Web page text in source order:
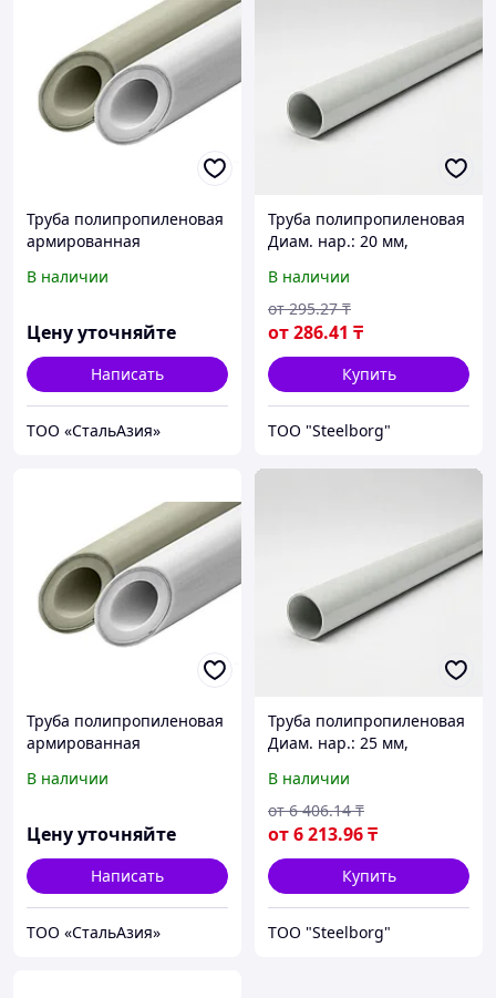
Труба полипропиленовая
армированная
белая VALFEX 40х6,7 мм РУ
2015
В наличии
Цену уточняйте
Написать
ТОО «СтальАзия»
Труба полипропиленовая
Диам. нар.: 20 мм,
В наличии
от286.41 ₸
от 295.27 ₸
Купить
ТОО "Steelborg"
Труба полипропиленовая
армированная
белая VALFEX 63х10,5 мм
В наличии
Цену уточняйте
Написать
ТОО «СтальАзия»
Труба полипропиленовая
Диам. нар.: 25 мм,
В наличии
от6 213.96₸
от 6 406.14 ₸
Купить
ТОО "Steelborg"